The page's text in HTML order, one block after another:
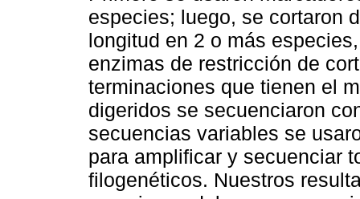
especies; luego, se cortaron
longitud en 2 o más
enzimas de restricción de
terminaciones que tienen el
digeridos se secuenciaron
secuencias variables se
para amplificar y secuenciar
filogenéticos. Nuestros